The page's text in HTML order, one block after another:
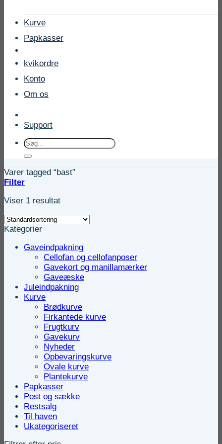
Kurve
Papkasser
kvikordre
Konto
Om os
Support
Søg
efter:
Varer tagged “bast”
Filter
Viser 1 resultat
Kategorier
Gaveindpakning
Cellofan og cellofanposer
Gavekort og manillamærker
Gaveæske
Juleindpakning
Kurve
Brødkurve
Firkantede kurve
Frugtkurv
Gavekurv
Nyheder
Opbevaringskurve
Ovale kurve
Plantekurve
Papkasser
Post og sække
Restsalg
Til haven
Ukategoriseret